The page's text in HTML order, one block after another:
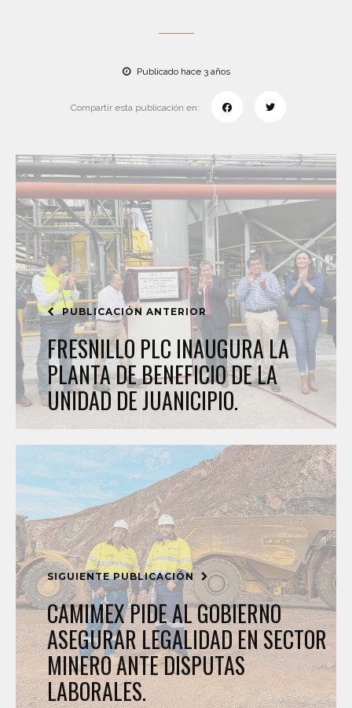
Publicado hace 3 años
Compartir esta publicación en:
PUBLICACIÓN ANTERIOR
FRESNILLO PLC INAUGURA LA
PLANTA DE BENEFICIO DE LA
UNIDAD DE JUANICIPIO.
SIGUIENTE PUBLICACIÓN
CAMIMEX PIDE AL GOBIERNO
ASEGURAR LEGALIDAD EN SECTOR
MINERO ANTE DISPUTAS
LABORALES.